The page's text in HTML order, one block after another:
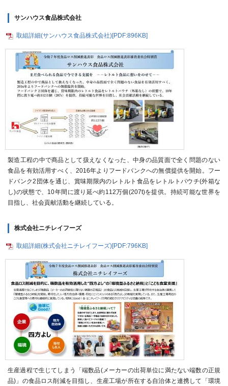
サンハウス食品株式会社
取組詳細(サンハウス食品株式会社)[PDF:896KB]
製造工程の中で商品として扱えなくなった、中身の品質面で全く問題のない
食品を有効活用すべく、2016年よりフードバンクへの無償提供を開始。フー
ドバンク2団体を通じ、賞味期限内のレトルト食品をレトルトパウチ(外箱な
し)の状態で、10年間に渡り延べ約112万個(207t)を提供。持続可能な世界を
目指し、社会貢献活動を継続している。
株式会社ニチレイフーズ
取組詳細(株式会社ニチレイフーズ)[PDF:796KB]
生産過程で生じてしまう「端数品(メーカーの出荷単位に満たない端数の正規
品)」の食品ロス削減を目指し、生産工場が所在する自治体と連携して「環境